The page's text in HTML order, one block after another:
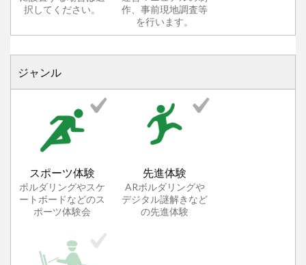
択してください。
作、事前現地調査等
を行います。
ジャンル
スポーツ体験
ボルダリングやスケ
ートボードなどのス
ポーツ体験会
先進体験
ARボルダリングや
デジタル謎解きなど
の先進体験